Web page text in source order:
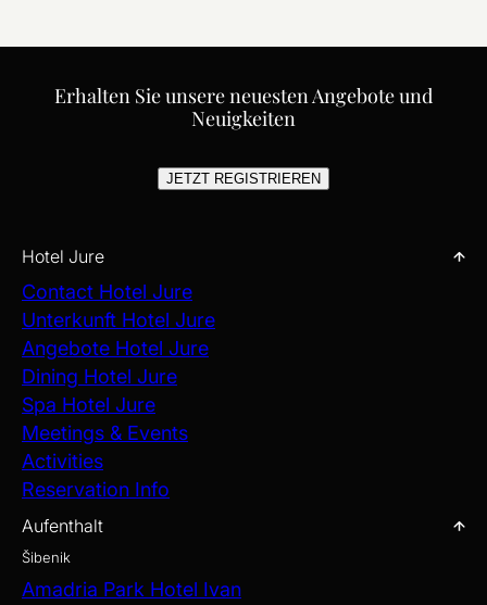
Erhalten Sie unsere neuesten Angebote und
Neuigkeiten
JETZT REGISTRIEREN
Hotel Jure
Contact Hotel Jure
Unterkunft Hotel Jure
Angebote Hotel Jure
Dining Hotel Jure
Spa Hotel Jure
Meetings & Events
Activities
Reservation Info
Aufenthalt
Šibenik
Amadria Park Hotel Ivan